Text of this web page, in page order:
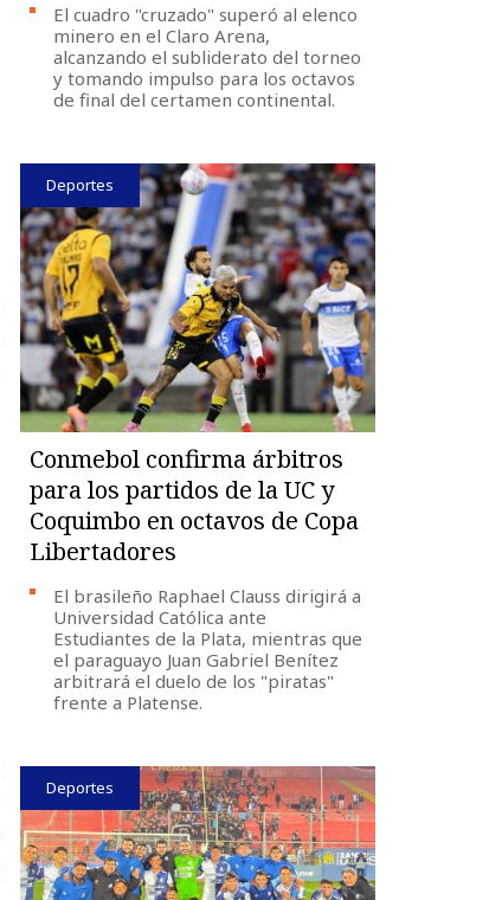
El cuadro "cruzado" superó al elenco
minero en el Claro Arena,
alcanzando el subliderato del torneo
y tomando impulso para los octavos
de final del certamen continental.
Deportes
Conmebol confirma árbitros
para los partidos de la UC y
Coquimbo en octavos de Copa
Libertadores
El brasileño Raphael Clauss dirigirá a
Universidad Católica ante
Estudiantes de la Plata, mientras que
el paraguayo Juan Gabriel Benítez
arbitrará el duelo de los "piratas"
frente a Platense.
Deportes